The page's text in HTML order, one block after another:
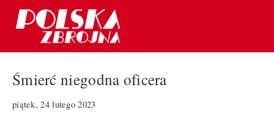
Śmierć niegodna oficera
piątek, 24 lutego 2023